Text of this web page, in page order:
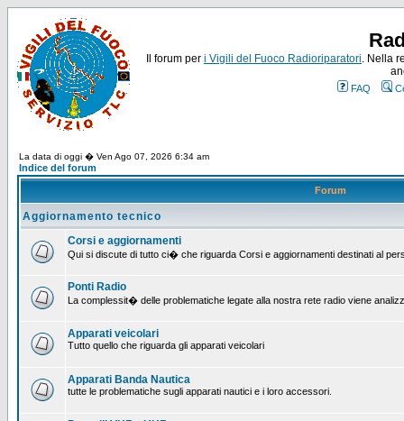
Il forum per i Vigili del Fuoco Radioriparatori. Nella
FAQ
La data di oggi � Ven Ago 07, 2026 6:34 am
Indice del forum
Forum
Aggiornamento tecnico
Corsi e aggiornamenti
Qui si discute di tutto ci� che riguarda Corsi e aggiornamenti destinati al
Ponti Radio
La complessit� delle problematiche legate alla nostra rete radio viene
Apparati veicolari
Tutto quello che riguarda gli apparati veicolari
Apparati Banda Nautica
tutte le problematiche sugli apparati nautici e i loro accessori.